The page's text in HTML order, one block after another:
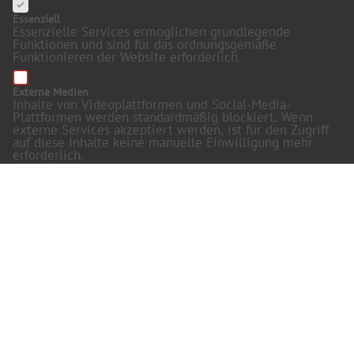
Essenziell
Essenzielle Services ermöglichen grundlegende
Funktionen und sind für das ordnungsgemäße
Funktionieren der Website erforderlich.
Externe Medien
Inhalte von Videoplattformen und Social-Media-
Plattformen werden standardmäßig blockiert. Wenn
externe Services akzeptiert werden, ist für den Zugriff
auf diese Inhalte keine manuelle Einwilligung mehr
erforderlich.